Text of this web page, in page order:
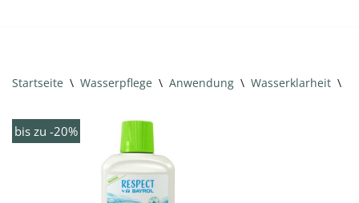
Startseite \ Wasserpflege \ Anwendung \ Wasserklarheit \
bis zu -20%